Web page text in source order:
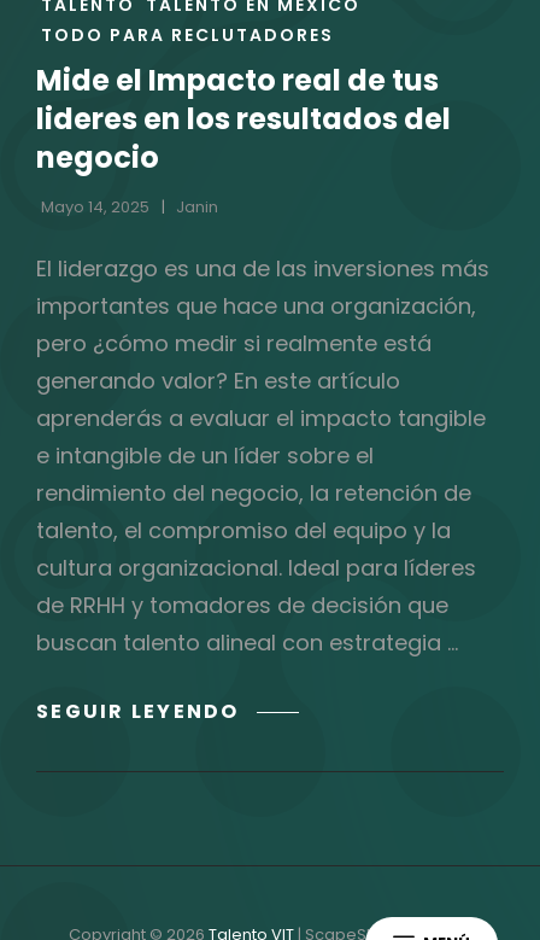
CATEGORÍAS
TODO PARA RECLUTADORES
Mide el Impacto real de tus
lideres en los resultados del
negocio
Mayo 14, 2025 Janin
El liderazgo es una de las inversiones más
importantes que hace una organización,
pero ¿cómo medir si realmente está
generando valor? En este artículo
aprenderás a evaluar el impacto tangible
e intangible de un líder sobre el
rendimiento del negocio, la retención de
talento, el compromiso del equipo y la
cultura organizacional. Ideal para líderes
de RRHH y tomadores de decisión que
buscan talento alineal con estrategia …
SEGUIR LEYENDO MIDE
IMPACTO
TUS
Copyright © 2026 Talento VIT | ScapeShot PorCatch